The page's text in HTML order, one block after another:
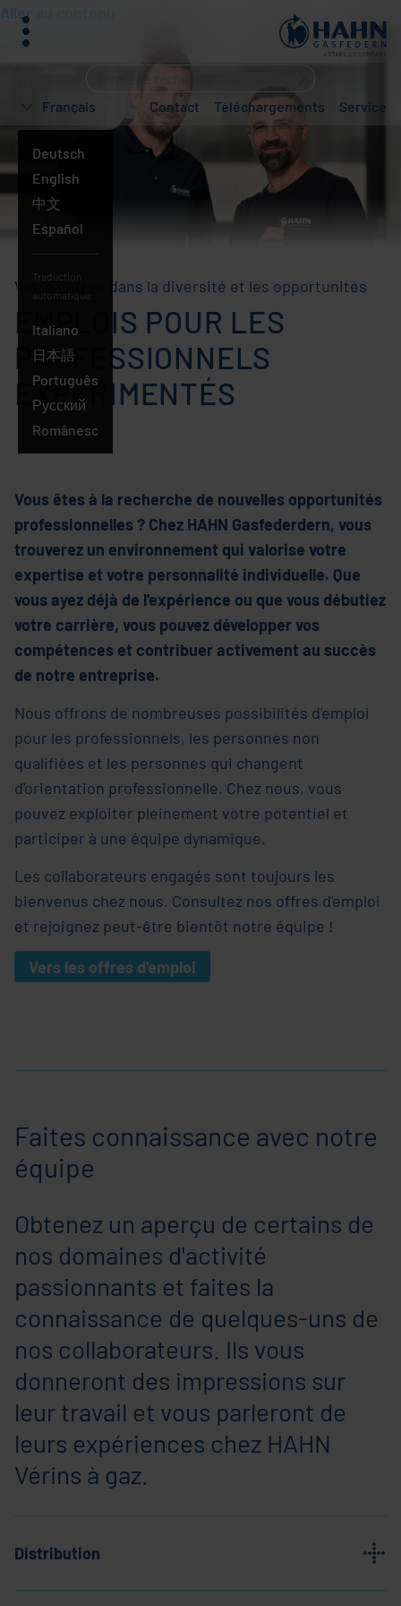
Aller au contenu
menu
Français
Deutsch
English
中文
Español
Traduction
automatique:
Français
Italiano
日本語
Português
Русский
Românesc
Contact Téléchargements Service
Votre entrée dans la diversité et les opportunités
EMPLOIS POUR LES
PROFESSIONNELS
EXPÉRIMENTÉS
Vous êtes à la recherche de nouvelles opportunités
professionnelles ? Chez HAHN Gasfederdern, vous
trouverez un environnement qui valorise votre
expertise et votre personnalité individuelle. Que
vous ayez déjà de l'expérience ou que vous débutiez
votre carrière, vous pouvez développer vos
compétences et contribuer activement au succès
de notre entreprise.
Nous offrons de nombreuses possibilités d'emploi
pour les professionnels, les personnes non
qualifiées et les personnes qui changent
d'orientation professionnelle. Chez nous, vous
pouvez exploiter pleinement votre potentiel et
participer à une équipe dynamique.
Les collaborateurs engagés sont toujours les
bienvenus chez nous. Consultez nos offres d'emploi
et rejoignez peut-être bientôt notre équipe !
Vers les offres d'emploi
Faites connaissance avec notre
équipe
Obtenez un aperçu de certains de
nos domaines d'activité
passionnants et faites la
connaissance de quelques-uns de
nos collaborateurs. Ils vous
donneront des impressions sur
leur travail et vous parleront de
leurs expériences chez HAHN
Vérins à gaz.
Distribution
cherchez-
vous